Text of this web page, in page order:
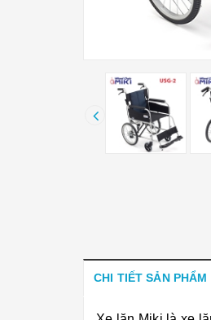
CHI TIẾT SẢN PHẨM